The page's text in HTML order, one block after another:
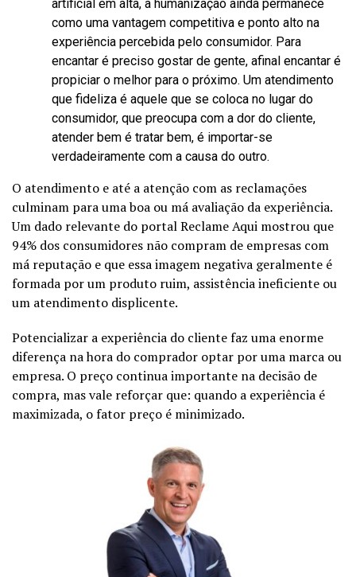
artificial em alta, a humanização ainda permanece
como uma vantagem competitiva e ponto alto na
experiência percebida pelo consumidor. Para
encantar é preciso gostar de gente, afinal encantar é
propiciar o melhor para o próximo. Um atendimento
que fideliza é aquele que se coloca no lugar do
consumidor, que preocupa com a dor do cliente,
atender bem é tratar bem, é importar-se
verdadeiramente com a causa do outro.
O atendimento e até a atenção com as reclamações
culminam para uma boa ou má avaliação da experiência.
Um dado relevante do portal Reclame Aqui mostrou que
94% dos consumidores não compram de empresas com
má reputação e que essa imagem negativa geralmente é
formada por um produto ruim, assistência ineficiente ou
um atendimento displicente.
Potencializar a experiência do cliente faz uma enorme
diferença na hora do comprador optar por uma marca ou
empresa. O preço continua importante na decisão de
compra, mas vale reforçar que: quando a experiência é
maximizada, o fator preço é minimizado.